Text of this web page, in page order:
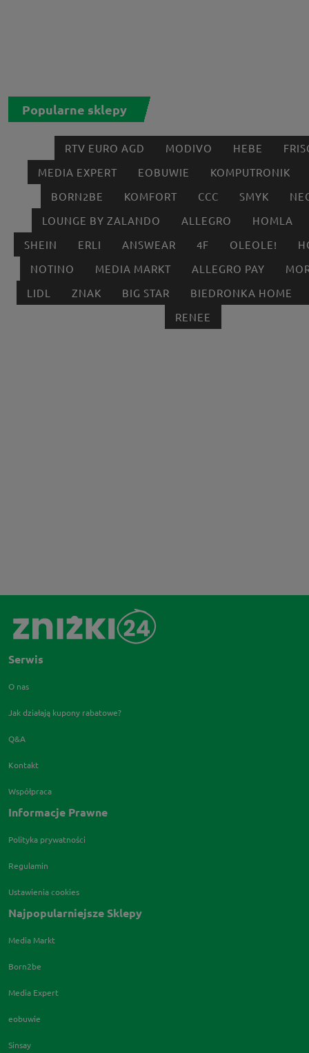
Popularne sklepy
RTV EURO AGD MODIVO HEBE
MEDIA EXPERT
EOBUWIE
KOMPUTRONIK
BORN2BE
KOMFORT CCC SMYK
LOUNGE BY ZALANDO
ALLEGRO
HOMLA
SHEIN
ERLI ANSWEAR 4F OLEOLE!
NOTINO
MEDIA MARKT ALLEGRO PAY
LIDL
ZNAK BIG STAR
BIEDRONKA HOME
RENEE
Serwis
O nas
Jak działają kupony rabatowe?
Q&A
Kontakt
Współpraca
Informacje Prawne
Polityka prywatności
Regulamin
Ustawienia cookies
Najpopularniejsze Sklepy
Media Markt
Born2be
Media Expert
eobuwie
Sinsay